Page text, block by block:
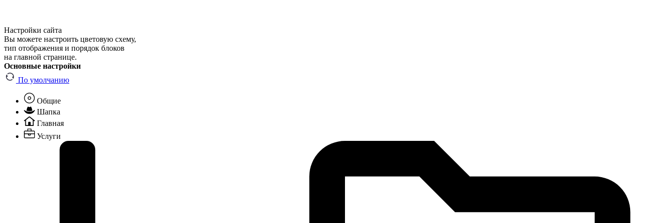
Настройки сайта
Вы можете настроить цветовую схему,
тип отображения и порядок блоков
на главной странице.
Основные настройки
По умолчанию
Общие
Шапка
Главная
Услуги